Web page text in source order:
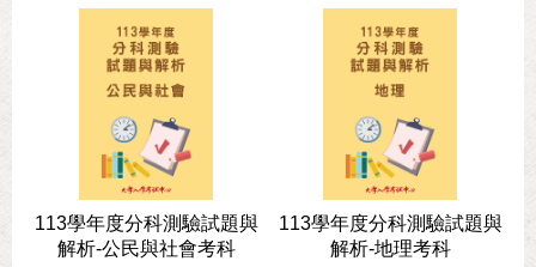
113學年度分科測驗試題與
解析-公民與社會考科
113學年度分科測驗試題與
解析-地理考科